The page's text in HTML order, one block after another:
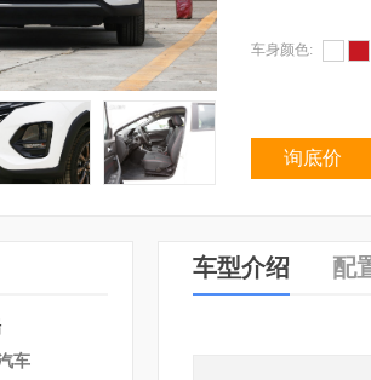
车身颜色:
询底价
车
车型介绍 配